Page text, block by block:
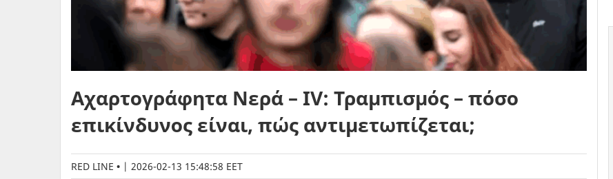
Αχαρτογράφητα Νερά – IV: Τραμπισμός – πόσο
επικίνδυνος είναι, πώς αντιμετωπίζεται;
RED LINE | 2026-02-13 15:48:58 EET